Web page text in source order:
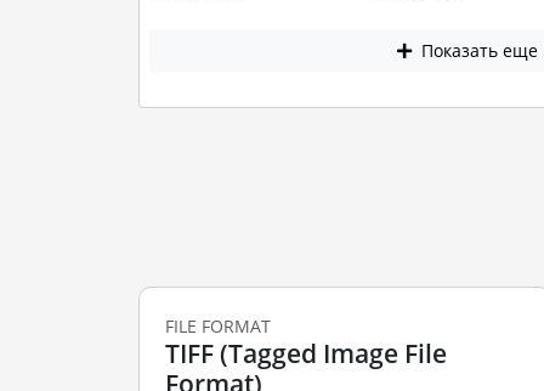
Показать еще
FILE FORMAT
TIFF (Tagged Image File
Format)